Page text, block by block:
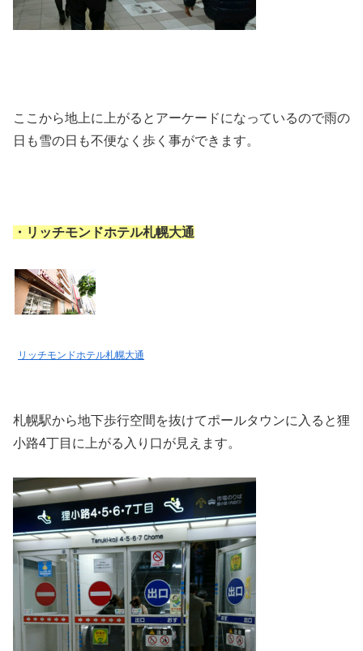
ここから地上に上がるとアーケードになっているので雨の
日も雪の日も不便なく歩く事ができます。
・リッチモンドホテル札幌大通
リッチモンドホテル札幌大通
札幌駅から地下歩行空間を抜けてポールタウンに入ると狸
小路4丁目に上がる入り口が見えます。